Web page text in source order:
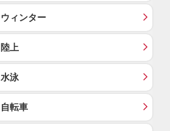
ウィンター
陸上
水泳
自転車